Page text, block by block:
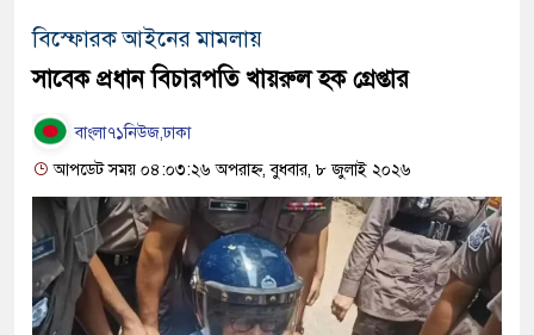
বিস্ফোরক আইনের মামলায়
সাবেক প্রধান বিচারপতি খায়রুল হক গ্রেপ্তার
বাংলা৭১নিউজ,ঢাকা
আপডেট সময় ০৪:০৩:২৬ অপরাহ্ন, বুধবার, ৮ জুলাই ২০২৬